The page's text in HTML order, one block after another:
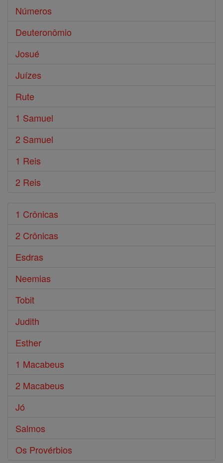
Números
Deuteronômio
Josué
Juízes
Rute
1 Samuel
2 Samuel
1 Reis
2 Reis
1 Crônicas
2 Crônicas
Esdras
Neemias
Tobit
Judith
Esther
1 Macabeus
2 Macabeus
Jó
Salmos
Os Provérbios